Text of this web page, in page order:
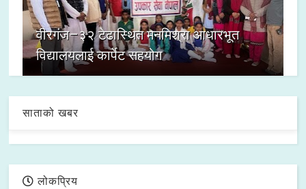
वीरगंज–३२ टेढास्थित मनमिश्रा आधारभूत
विद्यालयलाई कार्पेट सहयोग
साताको खबर
लोकप्रिय